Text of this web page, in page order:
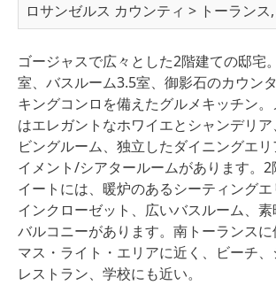
ロサンゼルス カウンティ > トーランス
ゴージャスで広々とした2階建ての邸宅
室、バスルーム3.5室、御影石のカウン
キングコンロを備えたグルメキッチン
はエレガントなホワイエとシャンデリア
ビングルーム、独立したダイニングエ
イメント/シアタールームがあります。2
イートには、暖炉のあるシーティング
インクローゼット、広いバスルーム、
バルコニーがあります。南トーランス
マス・ライト・エリアに近く、ビーチ、
レストラン、学校にも近い。